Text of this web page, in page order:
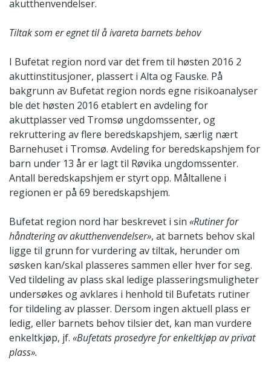
akutthenvendelser.
Tiltak som er egnet til å ivareta barnets behov
I Bufetat region nord var det frem til høsten 2016 2
akuttinstitusjoner, plassert i Alta og Fauske. På
bakgrunn av Bufetat region nords egne risikoanalyser
ble det høsten 2016 etablert en avdeling for
akuttplasser ved Tromsø ungdomssenter, og
rekruttering av flere beredskapshjem, særlig nært
Barnehuset i Tromsø. Avdeling for beredskapshjem for
barn under 13 år er lagt til Røvika ungdomssenter.
Antall beredskapshjem er styrt opp. Måltallene i
regionen er på 69 beredskapshjem.
Bufetat region nord har beskrevet i sin «Rutiner for
håndtering av akutthenvendelser», at barnets behov skal
ligge til grunn for vurdering av tiltak, herunder om
søsken kan/skal plasseres sammen eller hver for seg.
Ved tildeling av plass skal ledige plasseringsmuligheter
undersøkes og avklares i henhold til Bufetats rutiner
for tildeling av plasser. Dersom ingen aktuell plass er
ledig, eller barnets behov tilsier det, kan man vurdere
enkeltkjøp, jf. «Bufetats prosedyre for enkeltkjøp av privat
plass».